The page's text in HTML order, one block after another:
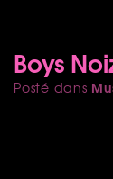
Boys
Posté dans